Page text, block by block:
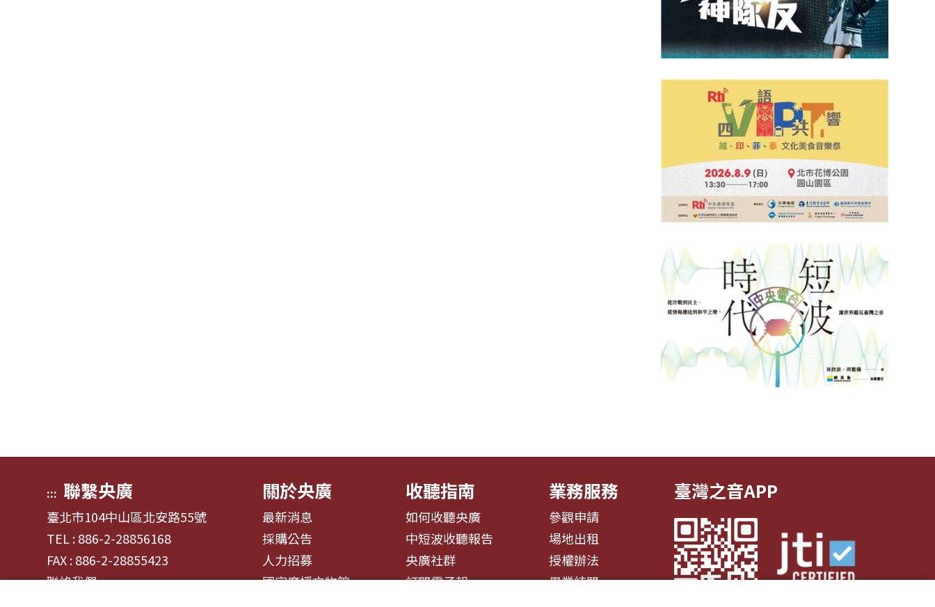
::: 聯繫央廣
臺北市104中山區北安路55號
TEL : 886-2-28856168
FAX : 886-2-28855423
聯絡我們
關於央廣
最新消息
採購公告
人力招募
國家廣播文物館
收聽指南
如何收聽央廣
中短波收聽報告
央廣社群
訂閱電子報
業務服務
參觀申請
場地出租
授權辦法
異業結盟
臺灣之音APP